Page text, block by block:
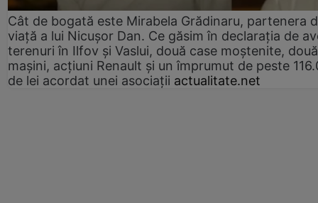
Cât de bogată este Mirabela Grădinaru, partenera
viață a lui Nicușor Dan. Ce găsim în declarația de
terenuri în Ilfov și Vaslui, două case moștenite, două
mașini, acțiuni Renault și un împrumut de peste
de lei acordat unei asociații actualitate.net